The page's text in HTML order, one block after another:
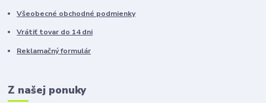
Všeobecné obchodné podmienky
Vrátiť tovar do 14 dni
Reklamačný formulár
Z našej ponuky